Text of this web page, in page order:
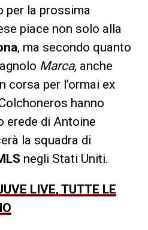
per la prossima
piace non solo alla
, ma secondo quanto
Marca, anche
corsa per l’ormai ex
hanno
erede di Antoine
la squadra di
negli Stati Uniti.
LIVE, TUTTE LE